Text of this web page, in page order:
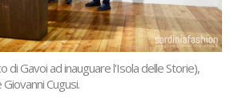
di Gavoi ad inauguare l'Isola delle Storie),
Cugusi.